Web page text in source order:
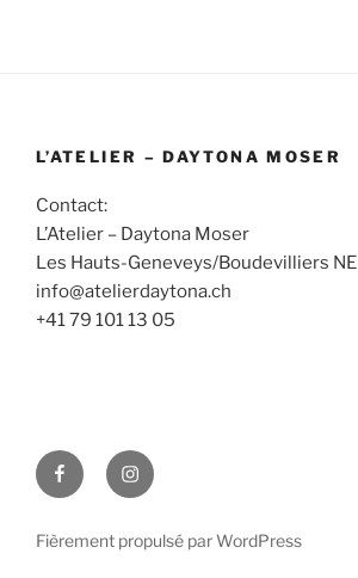
L’ATELIER – DAYTONA MOSER
Contact:
L’Atelier – Daytona Moser
Les Hauts-Geneveys/Boudevilliers NE
info@atelierdaytona.ch
+41 79 101 13 05
FacebookInstagram
Fièrement propulsé par WordPress